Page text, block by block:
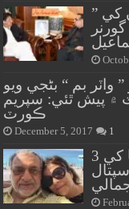
” فرزند ڪراچي لياقت علي خان کي
واٽر بم “ بڻجي ويو
۾ پيش ٿئي: سپريم
ڪورٽ
December 5, 2017 1
هزار خان بجاراڻي کي هڪ ۽ فريحا کي 3